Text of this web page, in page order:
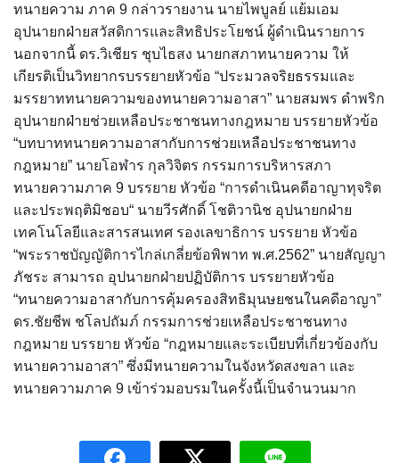
ทนายความ ภาค 9 กล่าวรายงาน นายไพบูลย์ แย้มเอม
อุปนายกฝ่ายสวัสดิการและสิทธิประโยชน์ ผู้ดำเนินรายการ
นอกจากนี้ ดร.วิเชียร ชุบไธสง นายกสภาทนายความ ให้
เกียรติเป็นวิทยากรบรรยายหัวข้อ “ประมวลจริยธรรมและ
มรรยาททนายความของทนายความอาสา” นายสมพร ดำพริก
อุปนายกฝ่ายช่วยเหลือประชาชนทางกฎหมาย บรรยายหัวข้อ
“บทบาททนายความอาสากับการช่วยเหลือประชาชนทาง
กฎหมาย” นายโอฬาร กุลวิจิตร กรรมการบริหารสภา
ทนายความภาค 9 บรรยาย หัวข้อ “การดำเนินคดีอาญาทุจริต
และประพฤติมิชอบ“ นายวีรศักดิ์ โชติวานิช อุปนายกฝ่าย
เทคโนโลยีและสารสนเทศ รองเลขาธิการ บรรยาย หัวข้อ
“พระราชบัญญัติการไกล่เกลี่ยข้อพิพาท พ.ศ.2562” นายสัญญา
ภัชระ สามารถ อุปนายกฝ่ายปฏิบัติการ บรรยายหัวข้อ
“ทนายความอาสากับการคุ้มครองสิทธิมุนษยชนในคดีอาญา”
ดร.ชัยชีพ ชโลปถัมภ์ กรรมการช่วยเหลือประชาชนทาง
กฎหมาย บรรยาย หัวข้อ “กฎหมายและระเบียบที่เกี่ยวข้องกับ
ทนายความอาสา” ซึ่งมีทนายความในจังหวัดสงขลา และ
ทนายความภาค 9 เข้าร่วมอบรมในครั้งนี้เป็นจำนวนมาก